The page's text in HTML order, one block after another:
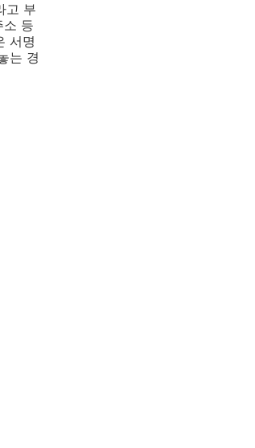
고 부
소 등
서명
는 경